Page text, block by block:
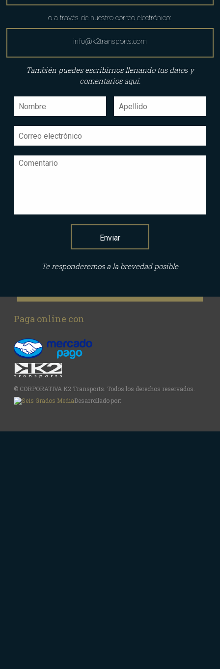
o a través de nuestro correo electrónico:
info@k2transports.com
También puedes escribirnos llenando tus datos y
comentarios aquí.
Enviar
Te responderemos a la brevedad posible
Paga online con
© CORPORATIVA K2 Transports. Todos los derechos reservados.
Desarrollado por: